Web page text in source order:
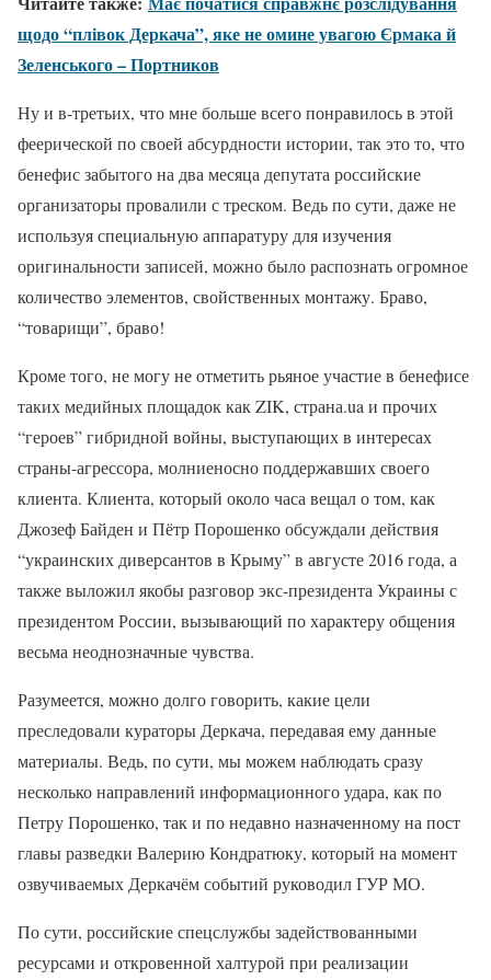
щодо “плівок Деркача”, яке не омине увагою Єрмака й
Зеленського – Портников
Ну и в-третьих, что мне больше всего понравилось в этой
феерической по своей абсурдности истории, так это то, что
бенефис забытого на два месяца депутата российские
организаторы провалили с треском. Ведь по сути, даже не
используя специальную аппаратуру для изучения
оригинальности записей, можно было распознать огромное
количество элементов, свойственных монтажу. Браво,
“товарищи”, браво!
Кроме того, не могу не отметить рьяное участие в бенефисе
таких медийных площадок как ZIK, страна.ua и прочих
“героев” гибридной войны, выступающих в интересах
страны-агрессора, молниеносно поддержавших своего
клиента. Клиента, который около часа вещал о том, как
Джозеф Байден и Пётр Порошенко обсуждали действия
“украинских диверсантов в Крыму” в августе 2016 года, а
также выложил якобы разговор экс-президента Украины с
президентом России, вызывающий по характеру общения
весьма неоднозначные чувства.
Разумеется, можно долго говорить, какие цели
преследовали кураторы Деркача, передавая ему данные
материалы. Ведь, по сути, мы можем наблюдать сразу
несколько направлений информационного удара, как по
Петру Порошенко, так и по недавно назначенному на пост
главы разведки Валерию Кондратюку, который на момент
озвучиваемых Деркачём событий руководил ГУР МО.
По сути, российские спецслужбы задействованными
ресурсами и откровенной халтурой при реализации